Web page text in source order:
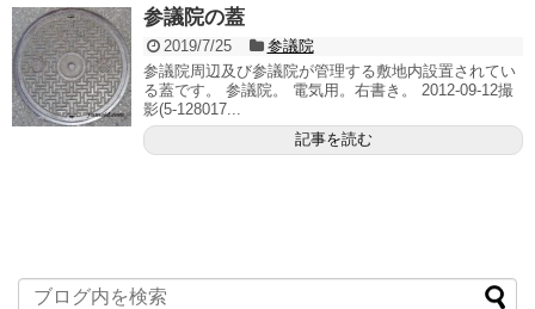
参議院の蓋
2019/7/25
参議院
参議院周辺及び参議院が管理する敷地内設置されてい
る蓋です。 参議院。 電気用。右書き。 2012-09-12撮
影(5-128017...
記事を読む